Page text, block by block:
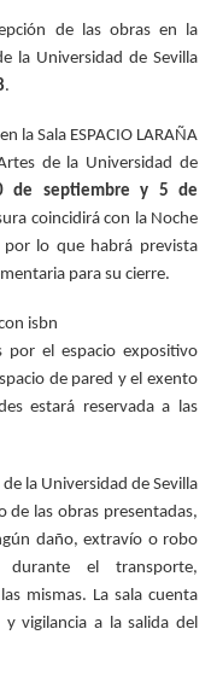
de las obras en la
la Universidad de Sevilla
.
la Sala ESPACIO LARAÑA
de la Universidad de
de septiembre y 5 de
coincidirá con la Noche
lo que habrá prevista
para su cierre.
isbn
por el espacio expositivo
de pared y el exento
estará reservada a las
la Universidad de Sevilla
de las obras presentadas,
daño, extravío o robo
durante el transporte,
mismas. La sala cuenta
vigilancia a la salida del